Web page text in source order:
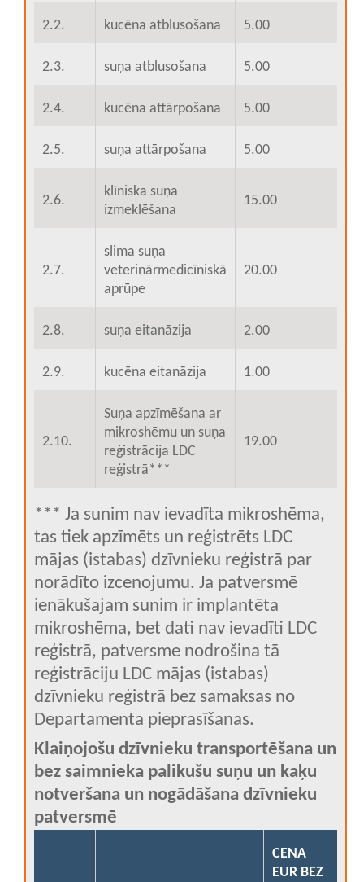
2.2. kucēna atblusošana 5.00
2.3. suņa atblusošana 5.00
2.4. kucēna attārpošana 5.00
2.5. suņa attārpošana 5.00
2.6.
klīniska suņa
izmeklēšana
15.00
2.7.
slima suņa
veterinārmedicīniskā
aprūpe
20.00
2.8. suņa eitanāzija 2.00
2.9. kucēna eitanāzija 1.00
2.10.
Suņa apzīmēšana ar
mikroshēmu un suņa
reģistrācija LDC
reģistrā***
19.00
*** Ja sunim nav ievadīta mikroshēma,
tas tiek apzīmēts un reģistrēts LDC
mājas (istabas) dzīvnieku reģistrā par
norādīto izcenojumu. Ja patversmē
ienākušajam sunim ir implantēta
mikroshēma, bet dati nav ievadīti LDC
reģistrā, patversme nodrošina tā
reģistrāciju LDC mājas (istabas)
dzīvnieku reģistrā bez samaksas no
Departamenta pieprasīšanas.
Klaiņojošu dzīvnieku transportēšana un
bez saimnieka palikušu suņu un kaķu
notveršana un nogādāšana dzīvnieku
patversmē
CENA
EUR BEZ